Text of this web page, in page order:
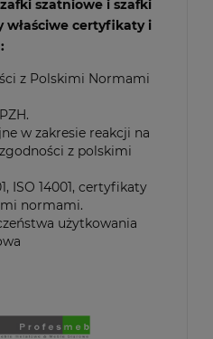
szatniowe i szafki
właściwe certyfikaty i
z Polskimi Normami
w zakresie reakcji na
z polskimi
ISO 14001, certyfikaty
normami.
użytkowania